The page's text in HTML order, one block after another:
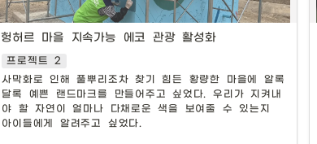
디자인이 돋보인 벽화 작업중
헝허르 마을 지속가능 에코 관광 활성화
프로젝트 2
사막화로 인해 풀뿌리조차 찾기 힘든 황량한 마을에 알록
달록 예쁜 랜드마크를 만들어주고 싶었다. 우리가 지켜내
야 할 자연이 얼마나 다채로운 색을 보여줄 수 있는지
아이들에게 알려주고 싶었다.